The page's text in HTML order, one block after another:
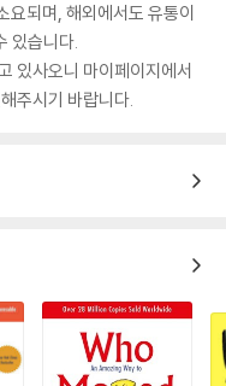
요되며, 해외에서도 유통이
있습니다.
있사오니 마이페이지에서
주시기 바랍니다.